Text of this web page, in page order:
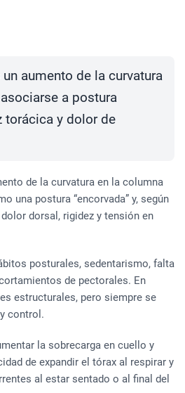
aumento de la curvatura
a postura
torácica y dolor de
de la curvatura en la columna
una postura “encorvada” y, según
dorsal, rigidez y tensión en
posturales, sedentarismo, falta
de pectorales. En
estructurales, pero siempre se
control.
la sobrecarga en cuello y
de expandir el tórax al respirar y
al estar sentado o al final del